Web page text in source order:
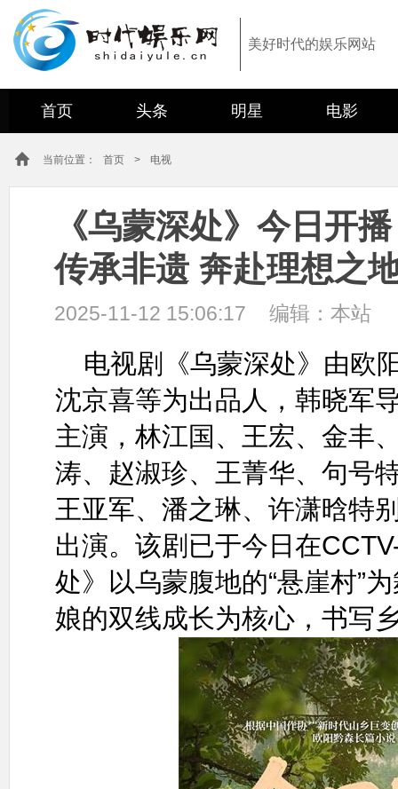
美好时代的娱乐网站
首页 头条 明星 电影
当前位置： 首页 > 电视
《乌蒙深处》今日开
传承非遗 奔赴理想之
2025-11-12 15:06:17 编辑： 本站
电视剧《乌蒙深处》由欧
沈京喜等为出品人，韩晓军
主演，林江国、王宏、金丰
涛、赵淑珍、王菁华、句号
王亚军、潘之琳、许潇晗特
出演。该剧已于今日在
处》以乌蒙腹地的“悬崖村”
娘的双线成长为核心，书写